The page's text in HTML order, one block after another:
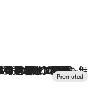
唯一無二。癒しと発見が待つ場所へ
て涼感マックス！約13℃の湧水かけ流しを避暑地「星野温泉 トンボの湯」で体験